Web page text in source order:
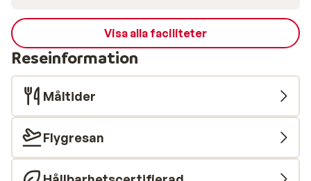
Visa alla faciliteter
Reseinformation
Måltider
Flygresan